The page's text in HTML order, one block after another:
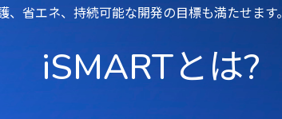
省エネ、持続可能な開発の目標も満たせます。
iSMARTとは?